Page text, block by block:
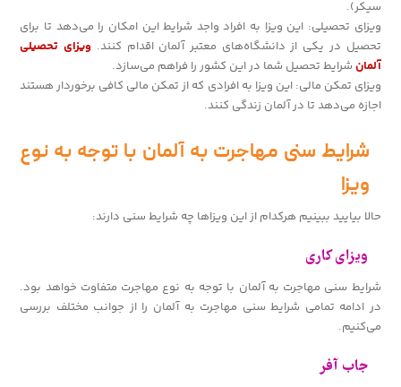
سیکر).
ویزای تحصیلی: این ویزا به افراد واجد شرایط این امکان را می‌دهد تا برای
تحصیل در یکی از دانشگاه‌های معتبر آلمان اقدام کنند. ویزای تحصیلی
آلمان شرایط تحصیل شما در این کشور را فراهم می‌سازد.
ویزای تمکن مالی: این ویزا به افرادی که از تمکن مالی کافی برخوردار هستند
اجازه می‌دهد تا در آلمان زندگی کنند.
شرایط سنی مهاجرت به آلمان با توجه به نوع
ویزا
حالا بیایید ببینیم هرکدام از این ویزاها چه شرایط سنی‌ دارند:
ویزای کاری
شرایط سنی مهاجرت به آلمان با توجه به نوع مهاجرت متفاوت خواهد بود.
در ادامه تمامی شرایط سنی مهاجرت به آلمان را از جوانب مختلف بررسی
می‌کنیم.
جاب آفر